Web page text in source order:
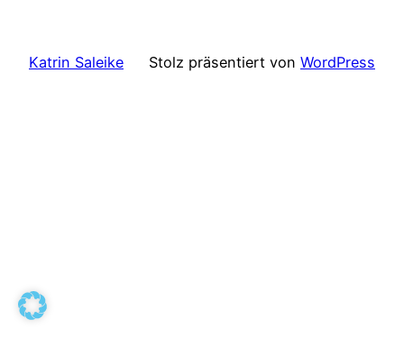
Katrin Saleike Stolz präsentiert von WordPress